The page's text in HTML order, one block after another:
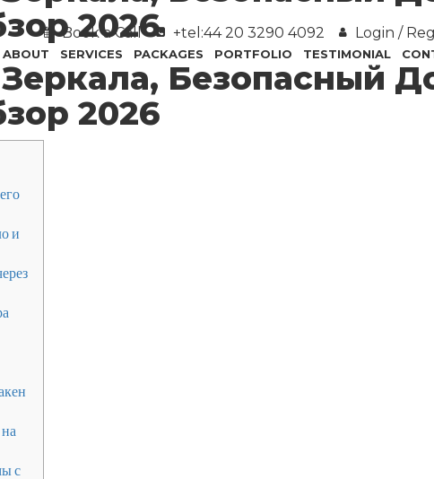
Book a Call +tel:44 20 3290 4092 Login /
ABOUT SERVICES PACKAGES PORTFOLIO TESTIMONIAL
2026
Безопасный
2026
и
с